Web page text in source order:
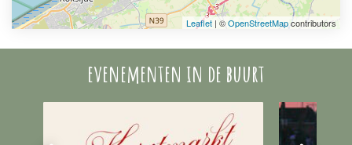
Leaflet | ©OpenStreetMapcontributors
evenementen in de buurt